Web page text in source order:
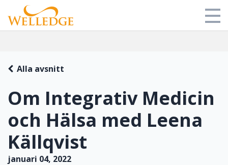
Mitt bibliotek
Om oss
Blog
Login
Om Integrativ Medicin
och Hälsa med Leena
Källqvist
Alla avsnitt
januari 04, 2022